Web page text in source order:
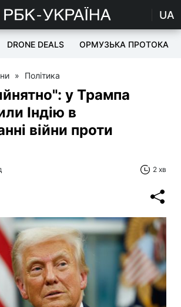
UA
DRONE DEALS ОРМУЗЬКА ПРОТОКА
» Політика
у Трампа
Індію в
війни проти
2 хв